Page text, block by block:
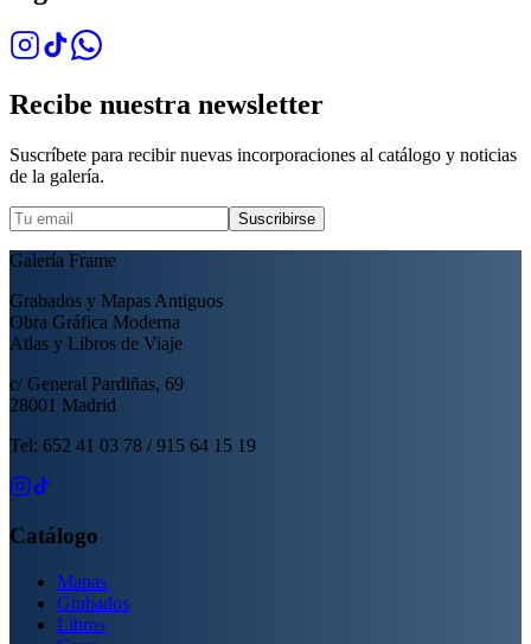
Recibe nuestra newsletter
Suscríbete para recibir nuevas incorporaciones al catálogo y noticias
de la galería.
Suscribirse
Galería Frame
Grabados y Mapas Antiguos
Obra Gráfica Moderna
Atlas y Libros de Viaje
c/ General Pardiñas, 69
28001 Madrid
Tel: 652 41 03 78 / 915 64 15 19
Catálogo
Mapas
Grabados
Libros